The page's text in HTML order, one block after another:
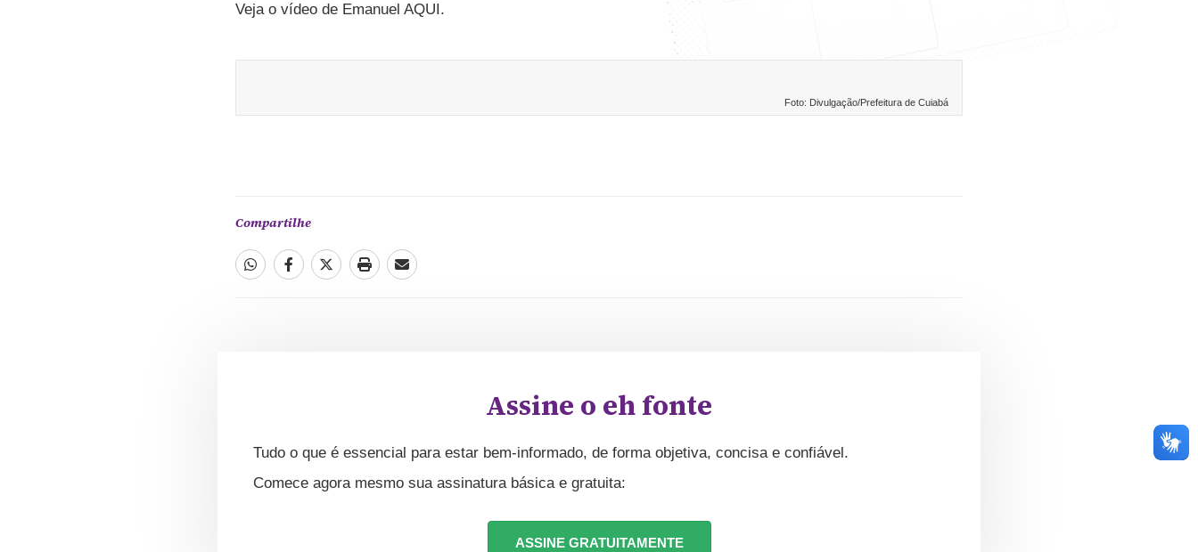
Veja o vídeo de Emanuel AQUI.
Foto: Divulgação/Prefeitura de Cuiabá
Compartilhe
Assine o eh fonte
Tudo o que é essencial para estar bem-informado, de forma objetiva, concisa e confiável.
Comece agora mesmo sua assinatura básica e gratuita:
ASSINE GRATUITAMENTE